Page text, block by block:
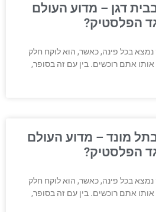
דגן – מדוע העולם
הפלסטיק?
נמצא בכל פינה, כאשר, הוא לוקח חלק
אתם רוכשים. בין עם זה בסופר,
מונד – מדוע העולם
הפלסטיק?
נמצא בכל פינה, כאשר, הוא לוקח חלק
אתם רוכשים. בין עם זה בסופר,